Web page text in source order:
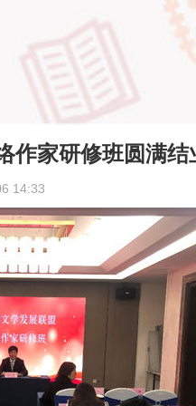
作家研修班圆满结
14:33